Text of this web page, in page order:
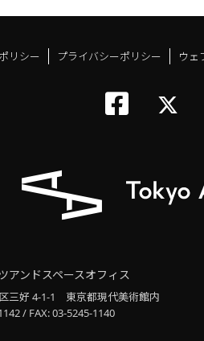
リシー プライバシーポリシー ウェ
トー
アンドスペースオフィス
三好 4-1-1 東京都現代美術館内
/ FAX: 03-5245-1140